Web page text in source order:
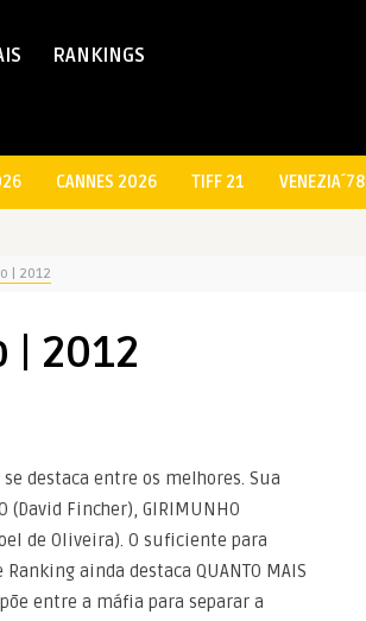
RANKINGS
CANNES 2026 TIFF 21 VENEZIA´78
| 2012
| 2012
destaca entre os melhores. Sua
(David Fincher), GIRIMUNHO
de Oliveira). O suficiente para
ainda destaca QUANTO MAIS
entre a máfia para separar a